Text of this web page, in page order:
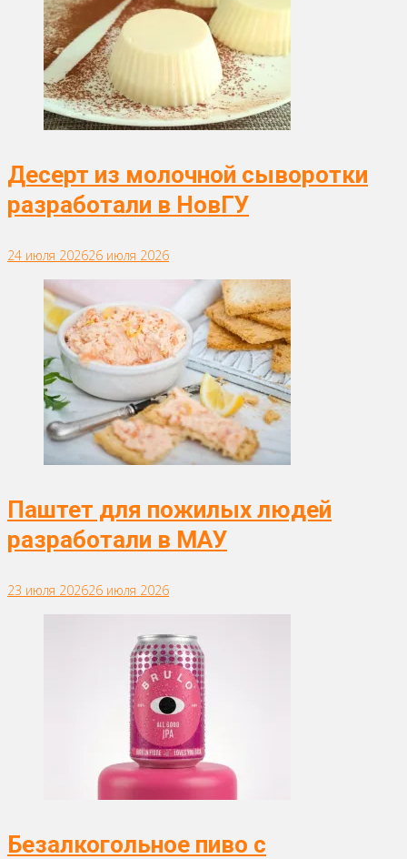
Десерт из молочной сыворотки
разработали в НовГУ
24 июля 202626 июля 2026
Паштет для пожилых людей
разработали в МАУ
23 июля 202626 июля 2026
Безалкогольное пиво с